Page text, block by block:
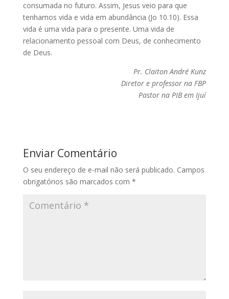
consumada no futuro. Assim, Jesus veio para que
tenhamos vida e vida em abundância (Jo 10.10). Essa
vida é uma vida para o presente. Uma vida de
relacionamento pessoal com Deus, de conhecimento
de Deus.
Pr. Claiton André Kunz
Diretor e professor na FBP
Pastor na PIB em Ijuí
Enviar Comentário
O seu endereço de e-mail não será publicado. Campos
obrigatórios são marcados com *